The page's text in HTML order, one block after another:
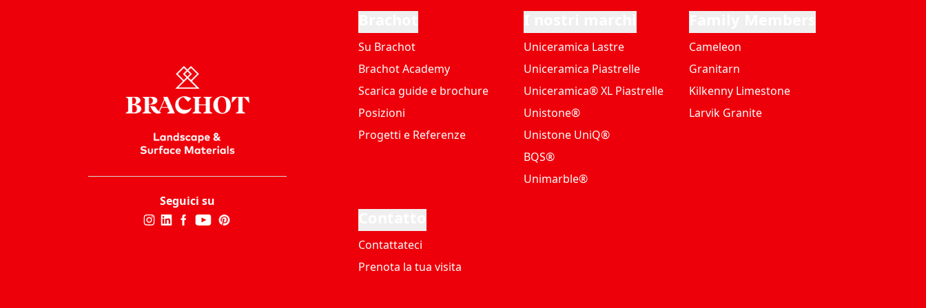
Seguici su
Su Brachot
Brachot Academy
Scarica guide e brochure
Posizioni
Progetti e Referenze
Uniceramica Lastre
Uniceramica Piastrelle
Uniceramica® XL Piastrelle
Unistone®
Unistone UniQ®
BQS®
Unimarble®
Cameleon
Granitarn
Kilkenny Limestone
Larvik Granite
Contattateci
Prenota la tua visita